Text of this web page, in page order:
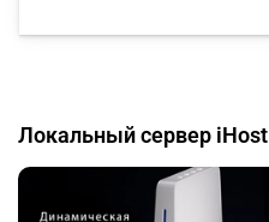
Локальный сервер iHost